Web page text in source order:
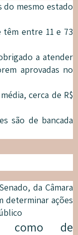
do mesmo estado
têm entre 11 e 73
a atender
aprovadas no
cerca de R$
são de bancada
da Câmara
determinar ações
como de